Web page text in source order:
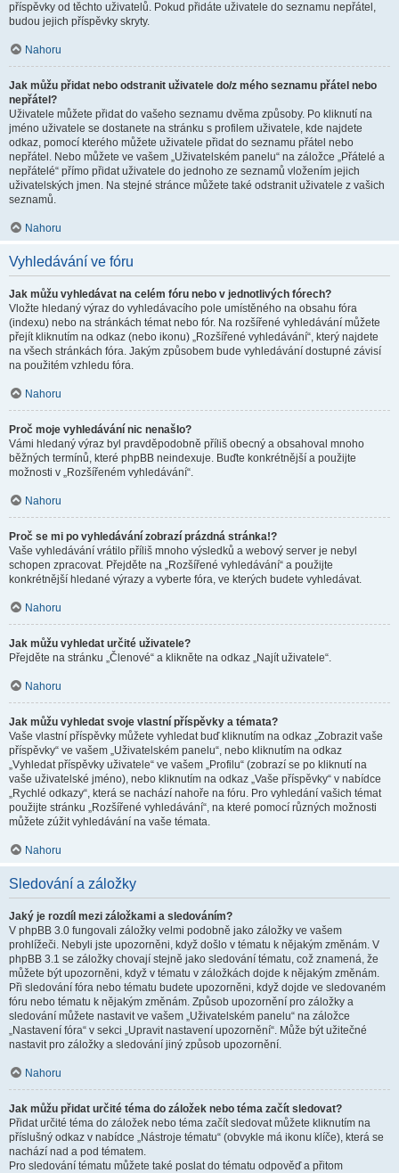
příspěvky od těchto uživatelů. Pokud přidáte uživatele do seznamu nepřátel,
budou jejich příspěvky skryty.
Nahoru
Jak můžu přidat nebo odstranit uživatele do/z mého seznamu přátel nebo
nepřátel?
Uživatele můžete přidat do vašeho seznamu dvěma způsoby. Po kliknutí na
jméno uživatele se dostanete na stránku s profilem uživatele, kde najdete
odkaz, pomocí kterého můžete uživatele přidat do seznamu přátel nebo
nepřátel. Nebo můžete ve vašem „Uživatelském panelu“ na záložce „Přátelé a
nepřátelé“ přímo přidat uživatele do jednoho ze seznamů vložením jejich
uživatelských jmen. Na stejné stránce můžete také odstranit uživatele z vašich
seznamů.
Nahoru
Vyhledávání ve fóru
Jak můžu vyhledávat na celém fóru nebo v jednotlivých fórech?
Vložte hledaný výraz do vyhledávacího pole umístěného na obsahu fóra
(indexu) nebo na stránkách témat nebo fór. Na rozšířené vyhledávání můžete
přejít kliknutím na odkaz (nebo ikonu) „Rozšířené vyhledávání“, který najdete
na všech stránkách fóra. Jakým způsobem bude vyhledávání dostupné závisí
na použitém vzhledu fóra.
Nahoru
Proč moje vyhledávání nic nenašlo?
Vámi hledaný výraz byl pravděpodobně příliš obecný a obsahoval mnoho
běžných termínů, které phpBB neindexuje. Buďte konkrétnější a použijte
možnosti v „Rozšířeném vyhledávání“.
Nahoru
Proč se mi po vyhledávání zobrazí prázdná stránka!?
Vaše vyhledávání vrátilo příliš mnoho výsledků a webový server je nebyl
schopen zpracovat. Přejděte na „Rozšířené vyhledávání“ a použijte
konkrétnější hledané výrazy a vyberte fóra, ve kterých budete vyhledávat.
Nahoru
Jak můžu vyhledat určité uživatele?
Přejděte na stránku „Členové“ a klikněte na odkaz „Najít uživatele“.
Nahoru
Jak můžu vyhledat svoje vlastní příspěvky a témata?
Vaše vlastní příspěvky můžete vyhledat buď kliknutím na odkaz „Zobrazit vaše
příspěvky“ ve vašem „Uživatelském panelu“, nebo kliknutím na odkaz
„Vyhledat příspěvky uživatele“ ve vašem „Profilu“ (zobrazí se po kliknutí na
vaše uživatelské jméno), nebo kliknutím na odkaz „Vaše příspěvky“ v nabídce
„Rychlé odkazy“, která se nachází nahoře na fóru. Pro vyhledání vašich témat
použijte stránku „Rozšířené vyhledávání“, na které pomocí různých možnosti
můžete zúžit vyhledávání na vaše témata.
Nahoru
Sledování a záložky
Jaký je rozdíl mezi záložkami a sledováním?
V phpBB 3.0 fungovali záložky velmi podobně jako záložky ve vašem
prohlížeči. Nebyli jste upozorněni, když došlo v tématu k nějakým změnám. V
phpBB 3.1 se záložky chovají stejně jako sledování tématu, což znamená, že
můžete být upozorněni, když v tématu v záložkách dojde k nějakým změnám.
Při sledování fóra nebo tématu budete upozorněni, když dojde ve sledovaném
fóru nebo tématu k nějakým změnám. Způsob upozornění pro záložky a
sledování můžete nastavit ve vašem „Uživatelském panelu“ na záložce
„Nastavení fóra“ v sekci „Upravit nastavení upozornění“. Může být užitečné
nastavit pro záložky a sledování jiný způsob upozornění.
Nahoru
Jak můžu přidat určité téma do záložek nebo téma začít sledovat?
Přidat určité téma do záložek nebo téma začít sledovat můžete kliknutím na
příslušný odkaz v nabídce „Nástroje tématu“ (obvykle má ikonu klíče), která se
nachází nad a pod tématem.
Pro sledování tématu můžete také poslat do tématu odpověď a přitom